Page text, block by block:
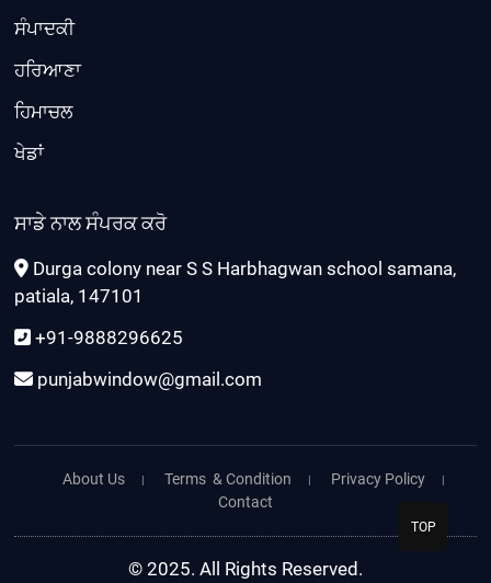
ਸੰਪਾਦਕੀ
ਹਰਿਆਣਾ
ਹਿਮਾਚਲ
ਖੇਡਾਂ
ਸਾਡੇ ਨਾਲ ਸੰਪਰਕ ਕਰੋ
Durga colony near S S Harbhagwan school samana,
patiala, 147101
+91-9888296625
punjabwindow@gmail.com
About Us Terms & Condition
Privacy Policy
Contact
© 2025. All Rights Reserved.
TOP